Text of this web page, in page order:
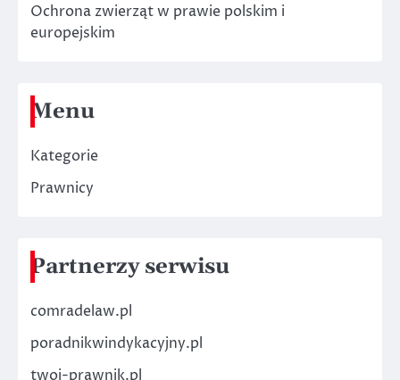
Ochrona zwierząt w prawie polskim i
europejskim
Menu
Kategorie
Prawnicy
Partnerzy serwisu
comradelaw.pl
poradnikwindykacyjny.pl
twoj-prawnik.pl